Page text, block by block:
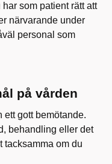
som patient rätt att
närvarande under
personal som
på vården
ett gott bemötande.
behandling eller det
tacksamma om du